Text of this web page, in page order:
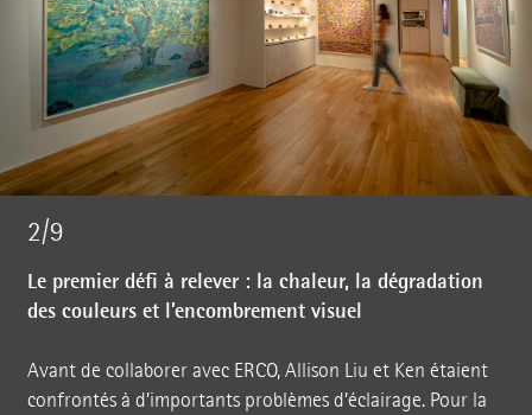
2/9
Le premier défi à relever : la chaleur, la dégradation
des couleurs et l’encombrement visuel
Avant de collaborer avec ERCO, Allison Liu et Ken étaient
confrontés à d’importants problèmes d’éclairage. Pour la